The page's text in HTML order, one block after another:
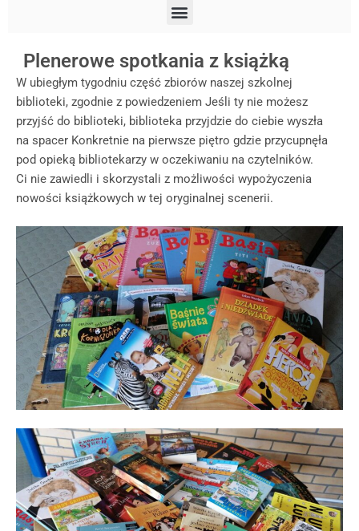
Plenerowe spotkania z książką
W ubiegłym tygodniu część zbiorów naszej szkolnej
biblioteki, zgodnie z powiedzeniem Jeśli ty nie możesz
przyjść do biblioteki, biblioteka przyjdzie do ciebie wyszła
na spacer Konkretnie na pierwsze piętro gdzie przycupnęła
pod opieką bibliotekarzy w oczekiwaniu na czytelników.
Ci nie zawiedli i skorzystali z możliwości wypożyczenia
nowości książkowych w tej oryginalnej scenerii.